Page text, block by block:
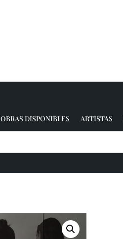
OBRAS DISPONIBLES ARTISTAS